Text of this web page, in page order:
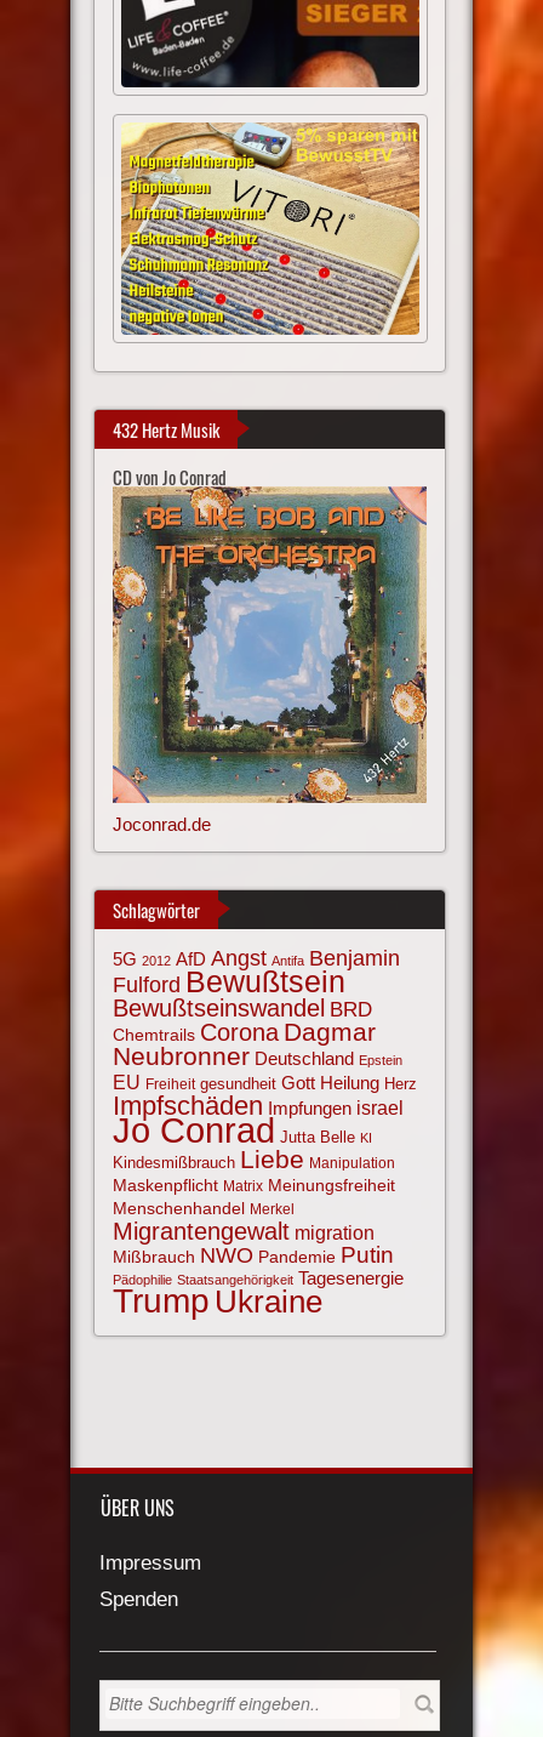
432 Hertz Musik
CD von Jo Conrad
Joconrad.de
Schlagwörter
5G 2012 AfD Angst Antifa Benjamin
Fulford Bewußtsein
Bewußtseinswandel BRD
Chemtrails Corona Dagmar
Neubronner Deutschland Epstein
EU Freiheit gesundheit Gott Heilung Herz
Impfschäden Impfungen israel
Jo Conrad Jutta Belle KI
Kindesmißbrauch Liebe Manipulation
Maskenpflicht Matrix Meinungsfreiheit
Menschenhandel Merkel
Migrantengewalt migration
Mißbrauch NWO Pandemie Putin
Pädophilie Staatsangehörigkeit Tagesenergie
Trump Ukraine
ÜBER UNS
Impressum
Spenden